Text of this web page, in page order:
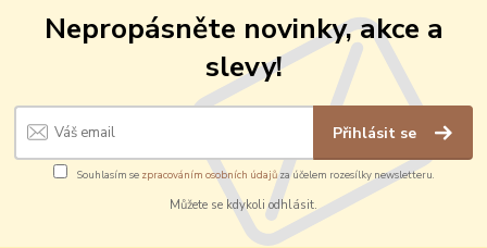
Nepropásněte novinky, akce a
slevy!
Přihlásit se
Souhlasím se zpracováním osobních údajůza účelem rozesílky newsletteru.
Můžete se kdykoli odhlásit.